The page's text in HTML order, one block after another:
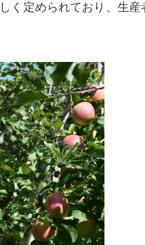
く定められており、生産